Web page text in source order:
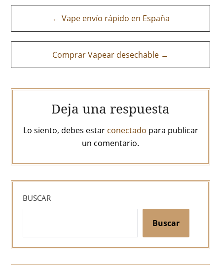
Navegación
de
entradas
← Vape envío rápido en España
Comprar Vapear desechable →
Deja una respuesta
Lo siento, debes estar conectado para publicar
un comentario.
BUSCAR
Buscar